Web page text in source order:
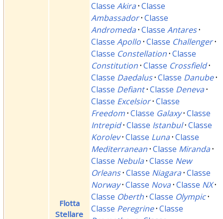
Flotta
Stellare
Classe Akira·Classe
Ambassador·Classe
Andromeda·Classe Antares·
Classe Apollo·Classe Challenger·
Classe Constellation·Classe
Constitution·Classe Crossfield·
Classe Daedalus·Classe Danube·
Classe Defiant·Classe Deneva·
Classe Excelsior·Classe
Freedom·Classe Galaxy·Classe
Intrepid·Classe Istanbul·Classe
Korolev·Classe Luna·Classe
Mediterranean·Classe Miranda·
Classe Nebula·Classe New
Orleans·Classe Niagara·Classe
Norway·Classe Nova·Classe NX·
Classe Oberth·Classe Olympic·
Classe Peregrine·Classe